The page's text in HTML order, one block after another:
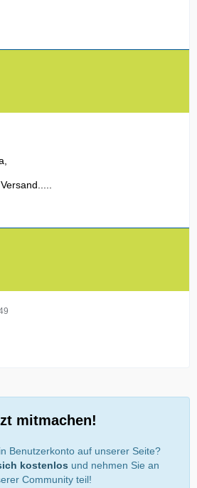
mitmachen!
Benutzerkonto auf unserer Seite?
kostenlos und nehmen Sie an
Community teil!